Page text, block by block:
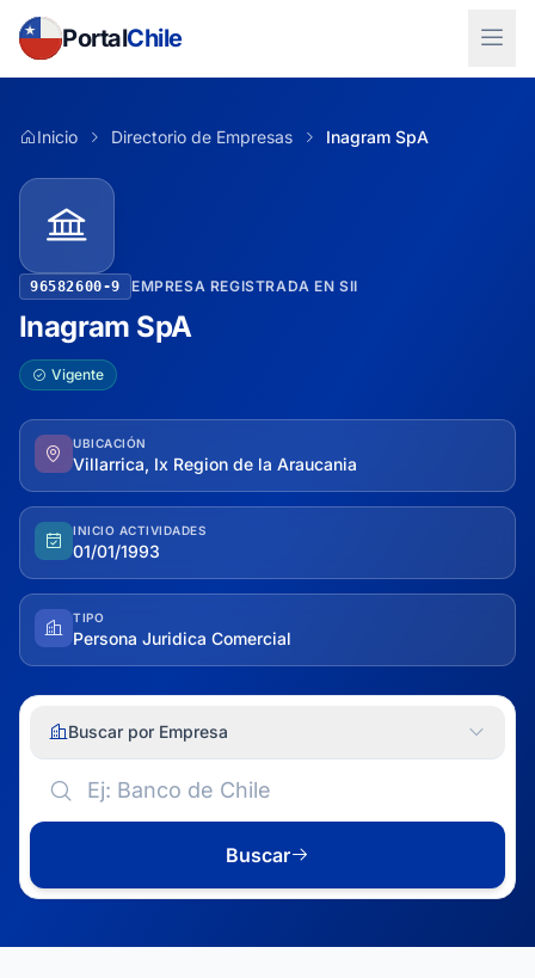
PortalChile
Inicio Directorio de Empresas Inagram SpA
96582600-9 EMPRESA REGISTRADA EN SII
Inagram SpA
Vigente
UBICACIÓN
Villarrica, Ix Region de la Araucania
INICIO ACTIVIDADES
01/01/1993
TIPO
Persona Juridica Comercial
Buscar por Empresa
Buscar